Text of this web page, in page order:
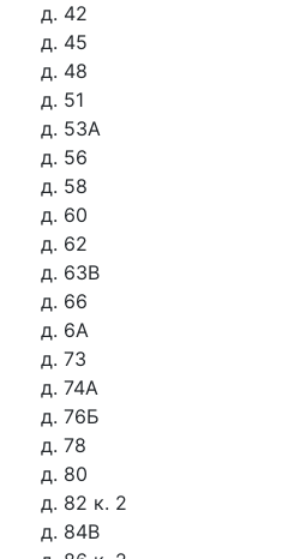
д. 42
д. 45
д. 48
д. 51
д. 53А
д. 56
д. 58
д. 60
д. 62
д. 63В
д. 66
д. 6А
д. 73
д. 74А
д. 76Б
д. 78
д. 80
д. 82 к. 2
д. 84В